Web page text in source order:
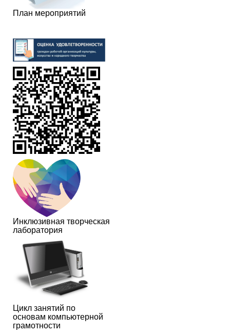
План мероприятий
Инклюзивная творческая
лаборатория
Цикл занятий по
основам компьютерной
грамотности